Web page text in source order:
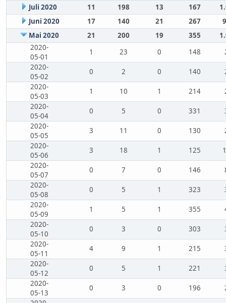
Juli 2020
11 198 13 167
Juni 2020
17 140 21 267
Mai 2020
21 200 19 355
2020-
05-01
1 23 0 148
2020-
05-02
0 2 0 140
2020-
05-03
1 10 1 214
2020-
05-04
0 5 0 331
2020-
05-05
3 11 0 130
2020-
05-06
3 18 1 125
2020-
05-07
0 7 0 146
2020-
05-08
0 5 1 323
2020-
05-09
1 5 1 355
2020-
05-10
0 3 0 303
2020-
05-11
4 9 1 215
2020-
05-12
0 5 1 221
2020-
05-13
0 3 0 196